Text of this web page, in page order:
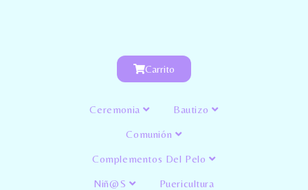
Carrito
Ceremonia Bautizo
Comunión
Complementos Del Pelo
Niñ@s Puericultura